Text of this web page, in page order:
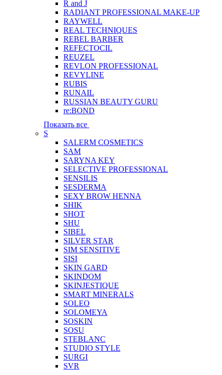
R and J
RADIANT PROFESSIONAL MAKE-UP
RAYWELL
REAL TECHNIQUES
REBEL BARBER
REFECTOCIL
REUZEL
REVLON PROFESSIONAL
REVYLINE
RUBIS
RUNAIL
RUSSIAN BEAUTY GURU
re:BOND
Показать все
S
SALERM COSMETICS
SAM
SARYNA KEY
SELECTIVE PROFESSIONAL
SENSILIS
SESDERMA
SEXY BROW HENNA
SHIK
SHOT
SHU
SIBEL
SILVER STAR
SIM SENSITIVE
SISI
SKIN GARD
SKINDOM
SKINJESTIQUE
SMART MINERALS
SOLEO
SOLOMEYA
SOSKIN
SOSU
STEBLANC
STUDIO STYLE
SURGI
SVR